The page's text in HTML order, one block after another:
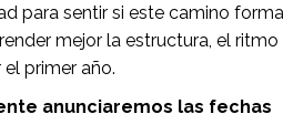
para sentir si este camino
mejor la estructura, el
primer año.
anunciaremos las fechas